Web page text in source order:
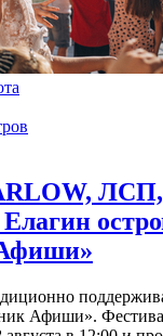
ЛСП,
Афиши».